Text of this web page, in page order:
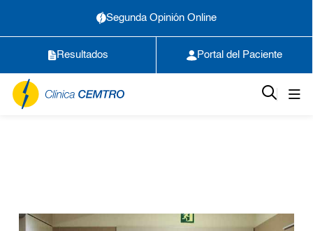
Segunda Opinión Online
Resultados Portal del Paciente